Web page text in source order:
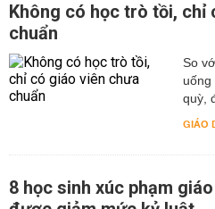
Không có học trò tồi, chỉ
chuẩn
So
uống
quỳ,
GIÁO
8 học sinh xúc phạm